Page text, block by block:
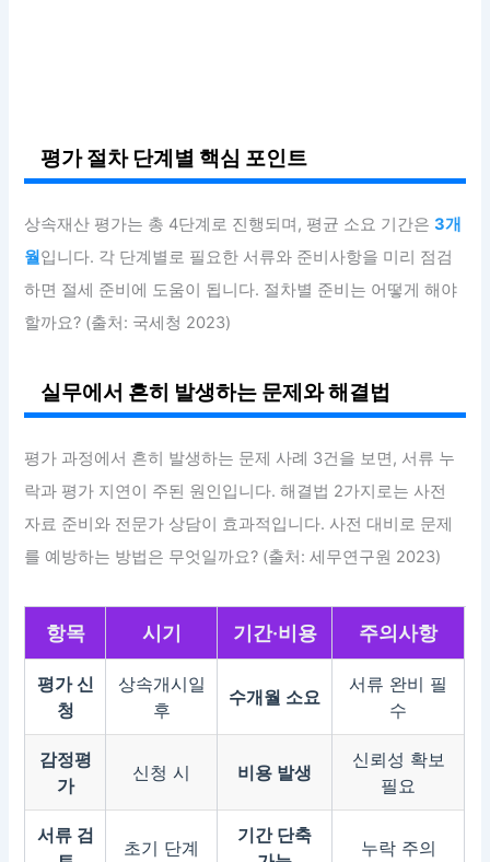
평가 절차 단계별 핵심 포인트
상속재산 평가는 총 4단계로 진행되며, 평균 소요 기간은3개
월 입니다. 각 단계별로 필요한 서류와 준비사항을 미리 점검
하면 절세 준비에 도움이 됩니다. 절차별 준비는 어떻게 해야
할까요? (출처: 국세청 2023)
실무에서 흔히 발생하는 문제와 해결법
평가 과정에서 흔히 발생하는 문제 사례 3건을 보면, 서류 누
락과 평가 지연이 주된 원인입니다. 해결법 2가지로는 사전
자료 준비와 전문가 상담이 효과적입니다. 사전 대비로 문제
를 예방하는 방법은 무엇일까요? (출처: 세무연구원 2023)
항목 시기 기간·비용 주의사항
평가 신
청
상속개시일
후
수개월 소요
서류 완비 필
수
감정평
가
신청 시 비용 발생
신뢰성 확보
필요
서류 검
초기 단계
기간 단축
누락 주의